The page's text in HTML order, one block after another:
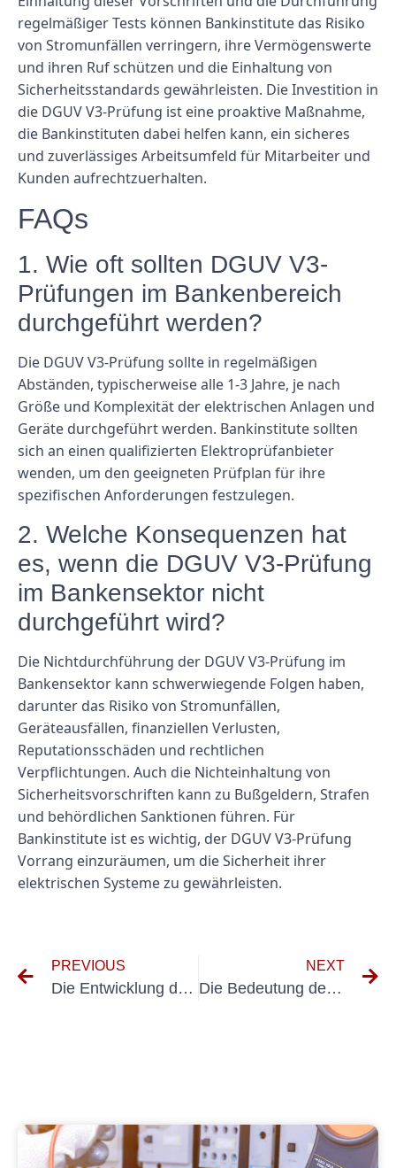
regelmäßiger Tests können Bankinstitute das Risiko
von Stromunfällen verringern, ihre Vermögenswerte
und ihren Ruf schützen und die Einhaltung von
Sicherheitsstandards gewährleisten. Die Investition in
die DGUV V3-Prüfung ist eine proaktive Maßnahme,
die Bankinstituten dabei helfen kann, ein sicheres
und zuverlässiges Arbeitsumfeld für Mitarbeiter und
Kunden aufrechtzuerhalten.
FAQs
1. Wie oft sollten DGUV V3-
Prüfungen im Bankenbereich
durchgeführt werden?
Die DGUV V3-Prüfung sollte in regelmäßigen
Abständen, typischerweise alle 1-3 Jahre, je nach
Größe und Komplexität der elektrischen Anlagen und
Geräte durchgeführt werden. Bankinstitute sollten
sich an einen qualifizierten Elektroprüfanbieter
wenden, um den geeigneten Prüfplan für ihre
spezifischen Anforderungen festzulegen.
2. Welche Konsequenzen hat
es, wenn die DGUV V3-Prüfung
im Bankensektor nicht
durchgeführt wird?
Die Nichtdurchführung der DGUV V3-Prüfung im
Bankensektor kann schwerwiegende Folgen haben,
darunter das Risiko von Stromunfällen,
Geräteausfällen, finanziellen Verlusten,
Reputationsschäden und rechtlichen
Verpflichtungen. Auch die Nichteinhaltung von
Sicherheitsvorschriften kann zu Bußgeldern, Strafen
und behördlichen Sanktionen führen. Für
Bankinstitute ist es wichtig, der DGUV V3-Prüfung
Vorrang einzuräumen, um die Sicherheit ihrer
elektrischen Systeme zu gewährleisten.
PREVIOUS
Die Entwicklung des E-Check-Bankings: Wie Technologie die Finanzlandschaft verändert
NEXT
Die Bedeutung der Inspektion elektrischer Systeme in der Versicherungsbranche